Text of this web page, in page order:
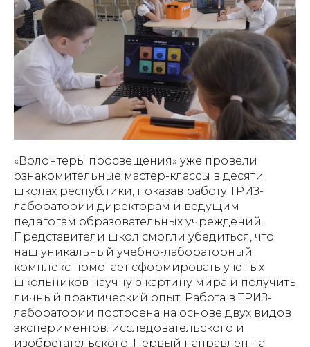
«Волонтеры просвещения» уже провели
ознакомительные мастер-классы в десяти
школах республики, показав работу ТРИЗ-
лаборатории директорам и ведущим
педагогам образовательных учреждений.
Представители школ смогли убедиться, что
наш уникальный учебно-лабораторный
комплекс помогает сформировать у юных
школьников научную картину мира и получить
личный практический опыт. Работа в ТРИЗ-
лаборатории построена на основе двух видов
экспериментов: исследовательского и
изобретательского. Первый направлен на